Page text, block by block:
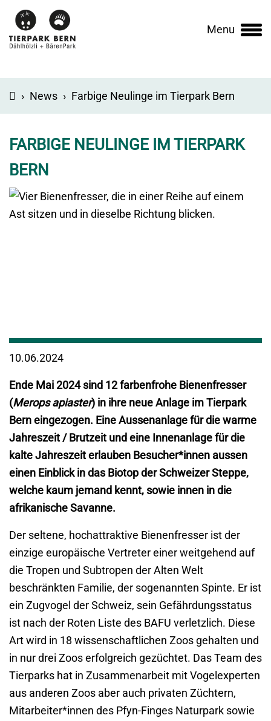
Main
Menu
› News › Farbige Neulinge im Tierpark Bern
FARBIGE NEULINGE IM TIERPARK
BERN
10.06.2024
Ende Mai 2024 sind 12 farbenfrohe Bienenfresser
(Merops apiaster) in ihre neue Anlage im Tierpark
Bern eingezogen. Eine Aussenanlage für die warme
Jahreszeit / Brutzeit und eine Innenanlage für die
kalte Jahreszeit erlauben Besucher*innen aussen
einen Einblick in das Biotop der Schweizer Steppe,
welche kaum jemand kennt, sowie innen in die
afrikanische Savanne.
Der seltene, hochattraktive Bienenfresser ist der
einzige europäische Vertreter einer weitgehend auf
die Tropen und Subtropen der Alten Welt
beschränkten Familie, der sogenannten Spinte. Er ist
ein Zugvogel der Schweiz, sein Gefährdungsstatus
ist nach der Roten Liste des BAFU verletzlich. Diese
Art wird in 18 wissenschaftlichen Zoos gehalten und
in nur drei Zoos erfolgreich gezüchtet. Das Team des
Tierparks hat in Zusammenarbeit mit Vogelexperten
aus anderen Zoos aber auch privaten Züchtern,
Mitarbeiter*innen des Pfyn-Finges Naturpark sowie